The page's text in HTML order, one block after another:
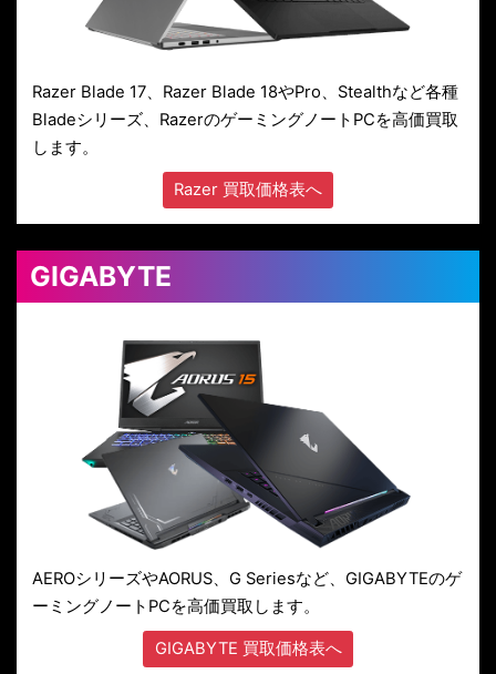
Razer Blade 17、Razer Blade 18やPro、Stealthなど各種
Bladeシリーズ、RazerのゲーミングノートPCを高価買取
します。
Razer 買取価格表へ
GIGABYTE
AEROシリーズやAORUS、G Seriesなど、GIGABYTEのゲ
ーミングノートPCを高価買取します。
GIGABYTE 買取価格表へ